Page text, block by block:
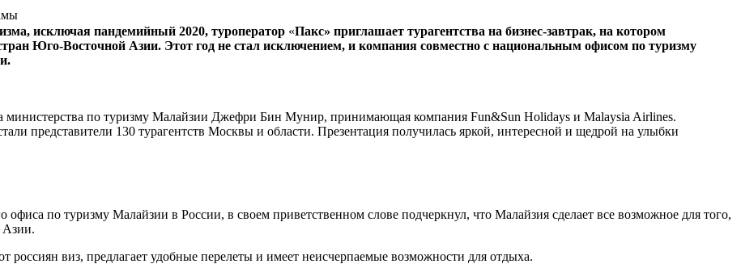
исключая пандемийный 2020, туроператор «Пакс» приглашает турагентства на бизнес-завтрак, на котором
Юго-Восточной Азии. Этот год не стал исключением, и компания совместно с национальным офисом по туризму
министерства по туризму Малайзии Джефри Бин Мунир, принимающая компания Fun&Sun Holidays и Malaysia Airlines.
представители 130 турагентств Москвы и области. Презентация получилась яркой, интересной и щедрой на улыбки
по туризму Малайзии в России, в своем приветственном слове подчеркнул, что Малайзия сделает все возможное для того,
Азии.
россиян виз, предлагает удобные перелеты и имеет неисчерпаемые возможности для отдыха.